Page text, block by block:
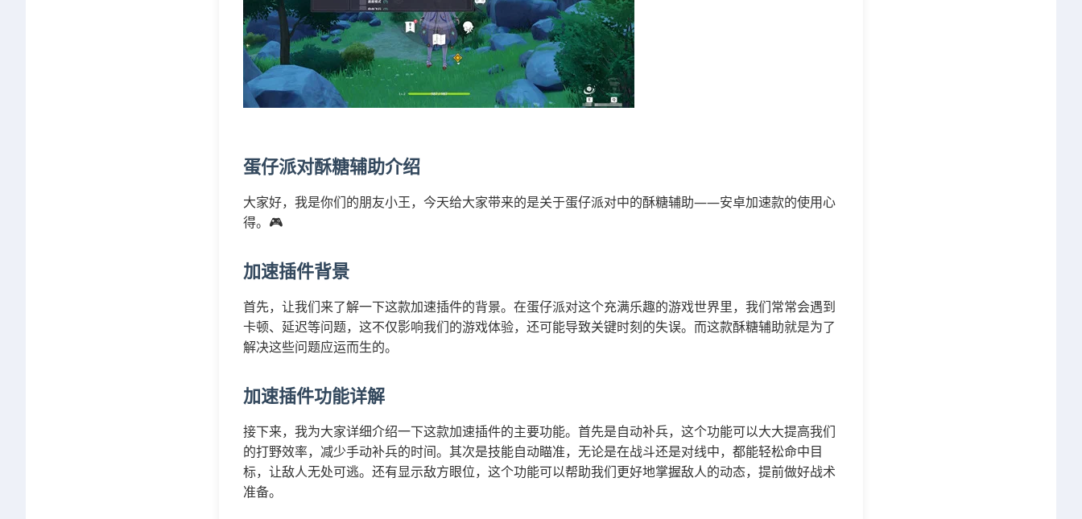
蛋仔派对酥糖辅助介绍
大家好，我是你们的朋友小王，今天给大家带来的是关于蛋仔派对中的酥糖辅助——安卓加速款的使用心
得。🎮
加速插件背景
首先，让我们来了解一下这款加速插件的背景。在蛋仔派对这个充满乐趣的游戏世界里，我们常常会遇到
卡顿、延迟等问题，这不仅影响我们的游戏体验，还可能导致关键时刻的失误。而这款酥糖辅助就是为了
解决这些问题应运而生的。
加速插件功能详解
接下来，我为大家详细介绍一下这款加速插件的主要功能。首先是自动补兵，这个功能可以大大提高我们
的打野效率，减少手动补兵的时间。其次是技能自动瞄准，无论是在战斗还是对线中，都能轻松命中目
标，让敌人无处可逃。还有显示敌方眼位，这个功能可以帮助我们更好地掌握敌人的动态，提前做好战术
准备。